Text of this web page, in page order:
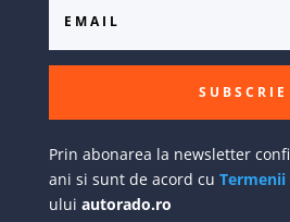
SUBSCRIE
Prin abonarea la newsletter
ani si sunt de acord cu
ului autorado.ro